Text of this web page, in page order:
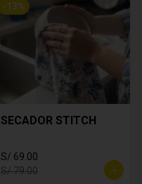
-13%
SECADOR STITCH
S/ 69.00
S/ 79.00